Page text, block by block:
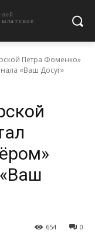
Петра Фоменко»
«Ваш Досуг»
0
654